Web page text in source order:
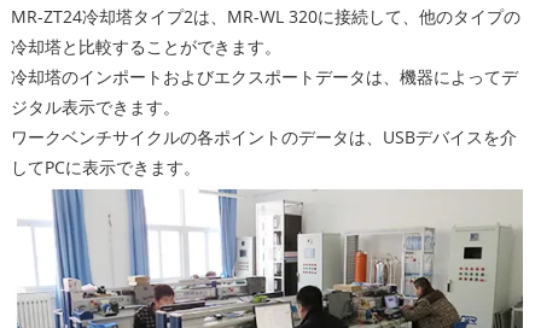
MR-ZT24冷却塔タイプ2は、MR-WL 320に接続して、他のタイプの
冷却塔と比較することができます。
冷却塔のインポートおよびエクスポートデータは、機器によってデ
ジタル表示できます。
ワークベンチサイクルの各ポイントのデータは、USBデバイスを介
してPCに表示できます。